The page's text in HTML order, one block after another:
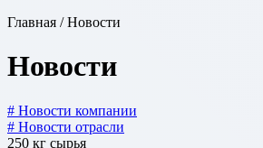
Главная / Новости
Новости
# Новости компании
# Новости отрасли
250 кг сырья